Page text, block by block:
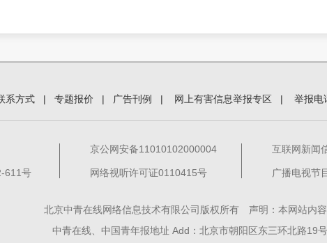
系方式 | 专题报价 | 广告刊例 | 网上有害信息举报专区 | 举报电
611号
京公网安备11010102000004
网络视听许可证0110415号
互联网新闻
广播电视节
北京中青在线网络信息技术有限公司版权所有 声明：本网站内
中青在线、中国青年报地址 Add：北京市朝阳区东三环北路19